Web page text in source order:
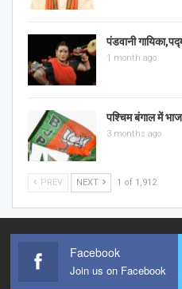
पंडवानी
1 month ago
पश्चिम बंगाल में
3 months ago
PREV NEXT 1 of 1,912
Facebook
Join us on Facebook